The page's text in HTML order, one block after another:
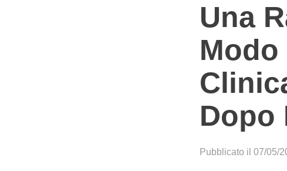
Una
Dopo
Pubblicato il 07/05/